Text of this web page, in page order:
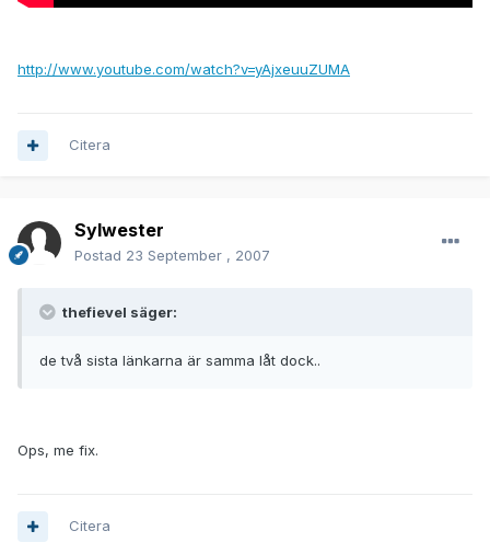
http://www.youtube.com/watch?v=yAjxeuuZUMA
Citera
Sylwester
Postad 23 September , 2007
thefievel säger:
de två sista länkarna är samma låt dock..
Ops, me fix.
Citera